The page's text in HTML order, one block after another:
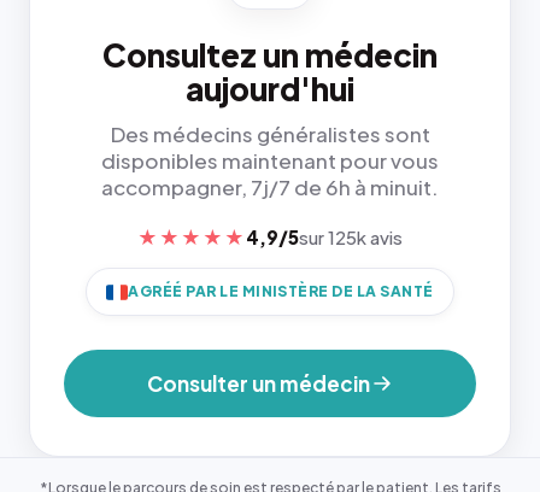
Consultez un médecin
aujourd'hui
Des médecins généralistes sont
disponibles maintenant pour vous
accompagner, 7j/7 de 6h à minuit.
★★★★★ 4,9/5sur 125k avis
AGRÉÉ PAR LE MINISTÈRE DE LA SANTÉ
Consulter un médecin
*Lorsque le parcours de soin est respecté par le patient. Les tarifs